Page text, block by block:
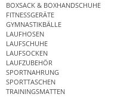
BOXSACK & BOXHANDSCHUHE
FITNESSGERÄTE
GYMNASTIKBÄLLE
LAUFHOSEN
LAUFSCHUHE
LAUFSOCKEN
LAUFZUBEHÖR
SPORTNAHRUNG
SPORTTASCHEN
TRAININGSMATTEN